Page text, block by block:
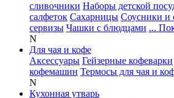
сливочники Наборы детской
салфеток Сахарницы Соусники и
сервизы Чашки с блюдцами ...
N
Для чая и кофе
Аксессуары Гейзерные кофеварки
кофемашин Термосы для чая и
N
Кухонная утварь